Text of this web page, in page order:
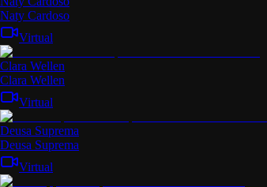
Naty Cardoso
Virtual
Clara Wellen
Clara Wellen
Virtual
Deusa Suprema
Deusa Suprema
Virtual